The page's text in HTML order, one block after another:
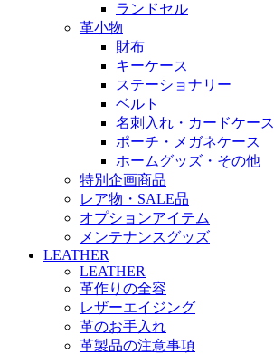
ランドセル
革小物
財布
キーケース
ステーショナリー
ベルト
名刺入れ・カードケース
ポーチ・メガネケース
ホームグッズ・その他
特別企画商品
レア物・SALE品
オプションアイテム
メンテナンスグッズ
LEATHER
LEATHER
革作りの全容
レザーエイジング
革のお手入れ
革製品の注意事項